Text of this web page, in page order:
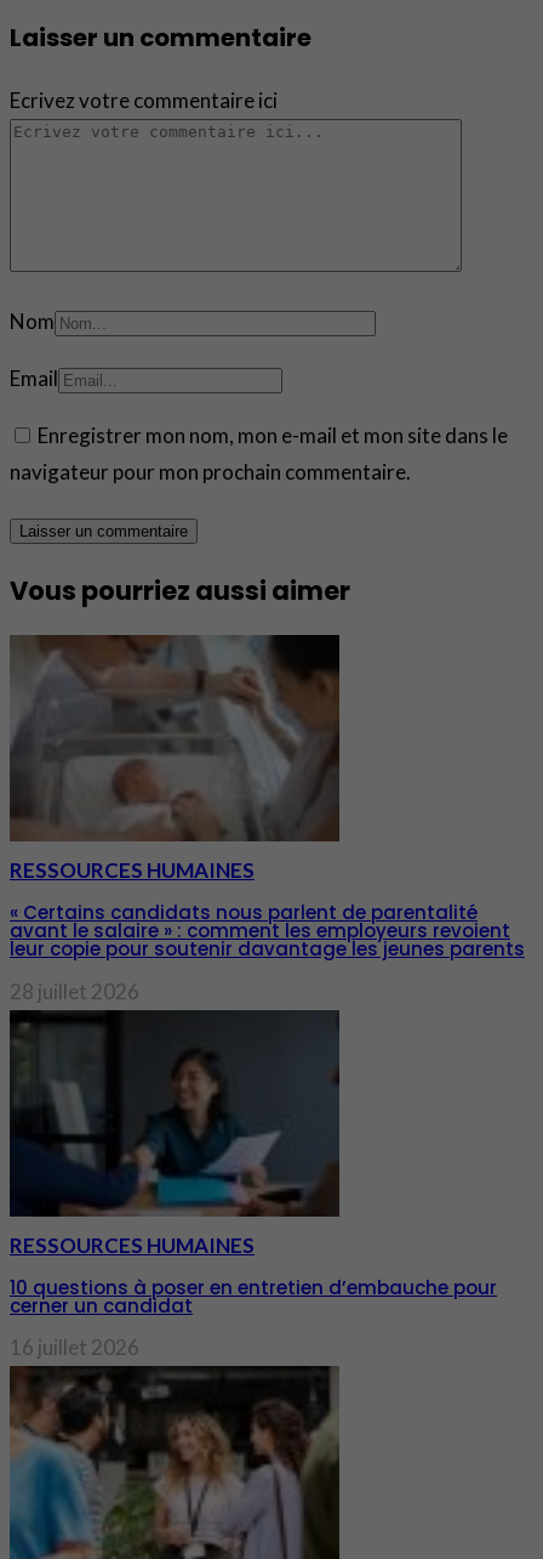
Laisser un commentaire
Ecrivez votre commentaire ici
Nom
Email
Enregistrer mon nom, mon e-mail et mon site dans le
navigateur pour mon prochain commentaire.
Vous pourriez aussi aimer
RESSOURCES HUMAINES
« Certains candidats nous parlent de parentalité
avant le salaire » : comment les employeurs revoient
leur copie pour soutenir davantage les jeunes parents
28 juillet 2026
RESSOURCES HUMAINES
10 questions à poser en entretien d’embauche pour
cerner un candidat
16 juillet 2026